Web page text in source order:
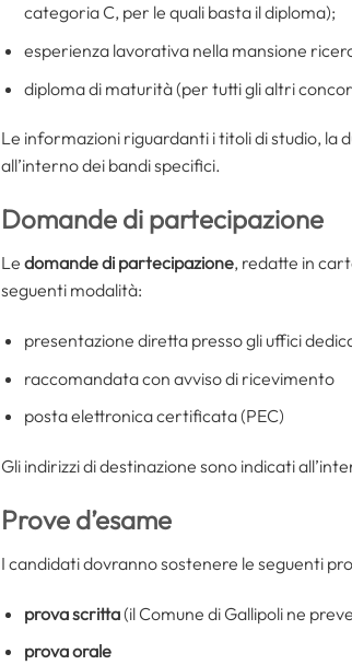
categoria C, per le quali basta il diploma);
esperienza lavorativa nella mansione
diploma di maturità (per tutti gli altri
Le informazioni riguardanti i titoli di studio, la
all’interno dei bandi specifici.
Domande di partecipazione
Le domande di partecipazione, redatte in
seguenti modalità:
presentazione diretta presso gli uffici
raccomandata con avviso di ricevimento
posta elettronica certificata (PEC)
Gli indirizzi di destinazione sono indicati
Prove d’esame
I candidati dovranno sostenere le seguenti
prova scritta(il Comune di Gallipoli ne
prova orale